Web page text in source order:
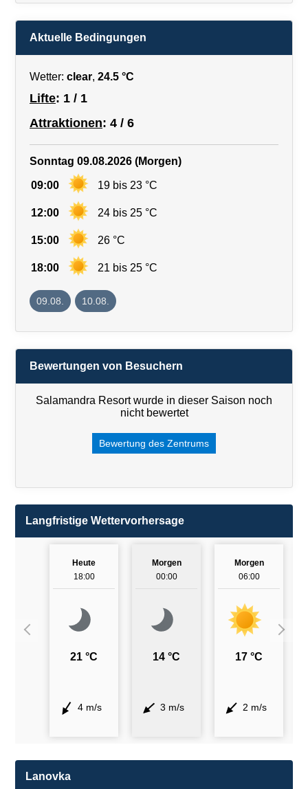
Aktuelle Bedingungen
Wetter: clear, 24.5 °C
Lifte: 1 / 1
Attraktionen: 4 / 6
Sonntag 09.08.2026 (Morgen)
09:00 19 bis 23 °C
12:00 24 bis 25 °C
15:00 26 °C
18:00 21 bis 25 °C
09.08. 10.08.
Bewertungen von Besuchern
Salamandra Resort wurde in dieser Saison noch
nicht bewertet
Bewertung des Zentrums
Langfristige Wettervorhersage
Heute
18:00
21 °C
4 m/s
Morgen
00:00
14 °C
3 m/s
Morgen
06:00
17 °C
2 m/s
Lanovka